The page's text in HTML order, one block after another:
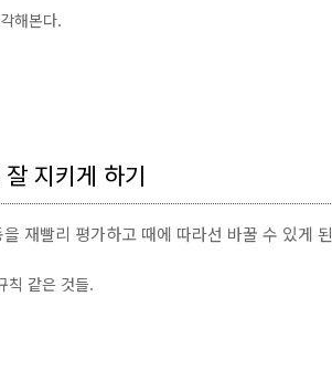
해본다.
지키게 하기
재빨리 평가하고 때에 따라선 바꿀 수 있게 된
칙 같은 것들.